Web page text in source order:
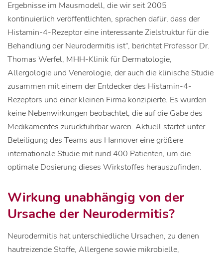
Ergebnisse im Mausmodell, die wir seit 2005
kontinuierlich veröffentlichten, sprachen dafür, dass der
Histamin-4-Rezeptor eine interessante Zielstruktur für die
Behandlung der Neurodermitis ist“, berichtet Professor Dr.
Thomas Werfel, MHH-Klinik für Dermatologie,
Allergologie und Venerologie, der auch die klinische Studie
zusammen mit einem der Entdecker des Histamin-4-
Rezeptors und einer kleinen Firma konzipierte. Es wurden
keine Nebenwirkungen beobachtet, die auf die Gabe des
Medikamentes zurückführbar waren. Aktuell startet unter
Beteiligung des Teams aus Hannover eine größere
internationale Studie mit rund 400 Patienten, um die
optimale Dosierung dieses Wirkstoffes herauszufinden.
Wirkung unabhängig von der
Ursache der Neurodermitis?
Neurodermitis hat unterschiedliche Ursachen, zu denen
hautreizende Stoffe, Allergene sowie mikrobielle,